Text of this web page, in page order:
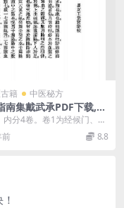
籍 中医秘方
南集戴武承PDF下载,王
医学丛书
内分4卷。卷1为经候门、调
2为广嗣门、胎前门；卷3
、初产...
前 8.8